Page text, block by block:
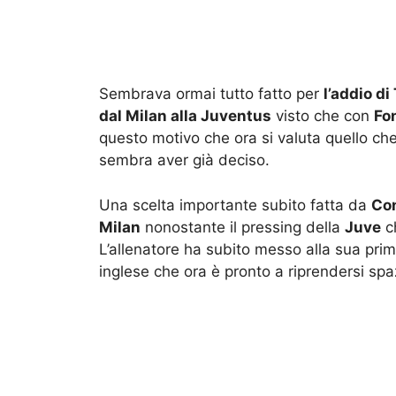
Sembrava ormai tutto fatto per l’addio
dal Milan alla Juventus visto che con
questo motivo che ora si valuta quello
sembra aver già deciso.
Una scelta importante subito fatta da
Milan nonostante il pressing della Juve
L’allenatore ha subito messo alla sua
inglese che ora è pronto a riprendersi